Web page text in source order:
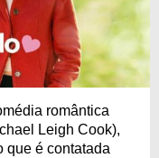
romântica
Leigh Cook),
que é contatada